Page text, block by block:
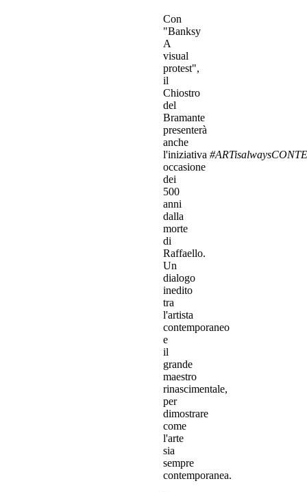
Con
"Banksy
A
visual
protest",
il
Chiostro
del
Bramante
presenterà
anche
l'iniziativa
occasione
dei
500
anni
dalla
morte
di
Raffaello.
Un
dialogo
inedito
tra
l'artista
contemporaneo
e
il
grande
maestro
rinascimentale,
per
dimostrare
come
l'arte
sia
sempre
contemporanea.